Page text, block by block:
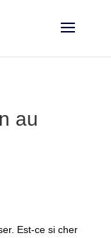
au
Est-ce si cher